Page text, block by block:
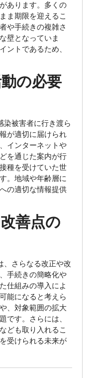
あります。多くの
ま期限を迎えるこ
や手続きの複雑さ
壁となっていま
ントであるため、
の必要
被害者に行き渡ら
が適切に届けられ
インターネットや
を通じた案内が行
種を受けていた世
。地域や年齢層に
の適切な情報提供
善点の
さらなる改正や改
手続きの簡略化や
仕組みの導入によ
能になると考えら
、対象範囲の拡大
です。さらには、
ども取り入れるこ
受けられる未来が